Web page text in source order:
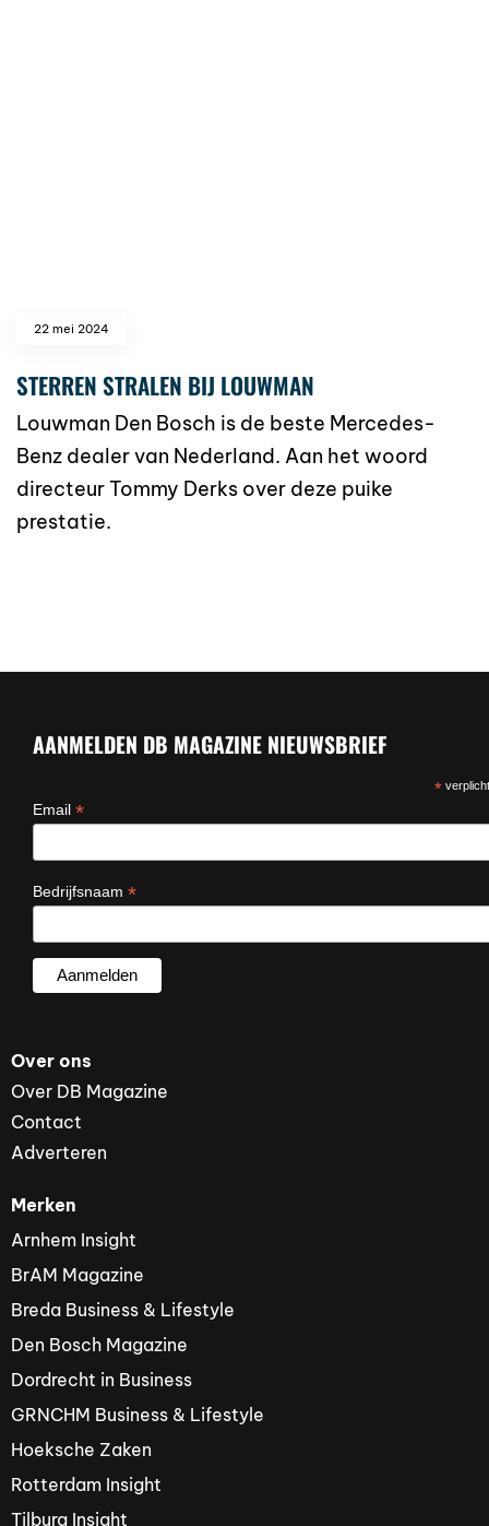
22 mei 2024
STERREN STRALEN BIJ LOUWMAN
Louwman Den Bosch is de beste Mercedes-
Benz dealer van Nederland. Aan het woord
directeur Tommy Derks over deze puike
prestatie.
AANMELDEN DB MAGAZINE NIEUWSBRIEF
*
Email *
Bedrijfsnaam *
Over ons
Over DB Magazine
Contact
Adverteren
Merken
Arnhem Insight
BrAM Magazine
Breda Business & Lifestyle
Den Bosch Magazine
Dordrecht in Business
GRNCHM Business & Lifestyle
Hoeksche Zaken
Rotterdam Insight
Tilburg Insight